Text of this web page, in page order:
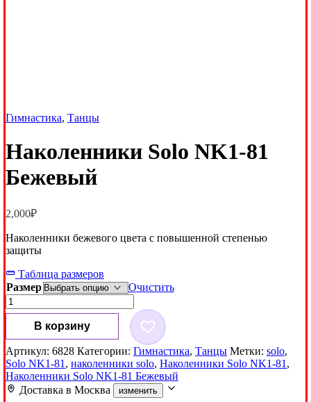
Гимнастика, Танцы
Наколенники Solo NK1-81
Бежевый
2,000₽
Наколенники бежевого цвета с повышенной степенью
защиты
Таблица размеров
Размер
Очистить
Количество
товара
Наколенники
Solo
NK1-
81
Бежевый
В корзину
Артикул: 6828 Категории: Гимнастика, Танцы Метки: solo,
Solo NK1-81 , наколенники solo, Наколенники Solo NK1-81 ,
Наколенники Solo NK1-81 Бежевый
Доставка в Москва изменить